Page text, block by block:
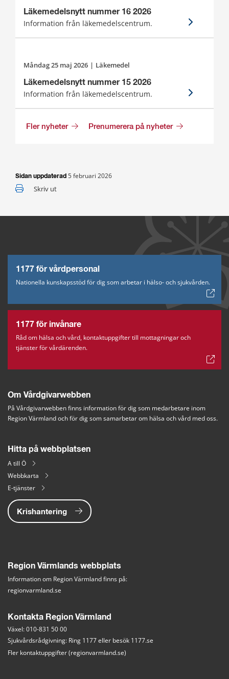
Läkemedelsnytt nummer 16 2026
Information från läkemedelscentrum.
måndag 25 maj 2026 | Läkemedel
Läkemedelsnytt nummer 15 2026
Information från läkemedelscentrum.
Fler nyheter Prenumerera på nyheter
Sidan uppdaterad 5 februari 2026
Skriv ut
1177 för vårdpersonal
Nationella kunskapsstöd för dig som arbetar i hälso- och sjukvården.
1177 för invånare
Råd om hälsa och vård, kontaktuppgifter till mottagningar och
tjänster för vårdärenden.
Om Vårdgivarwebben
På Vårdgivarwebben finns information för dig som medarbetare inom
Region Värmland och för dig som samarbetar om hälsa och vård med oss.
Hitta på webbplatsen
A till Ö
Webbkarta
E-tjänster
Krishantering
Region Värmlands webbplats
Information om Region Värmland finns på:
regionvarmland.se
Kontakta Region Värmland
Växel: 010-831 50 00
Sjukvårdsrådgivning: Ring 1177 eller besök 1177.se
Fler kontaktuppgifter (regionvarmland.se)